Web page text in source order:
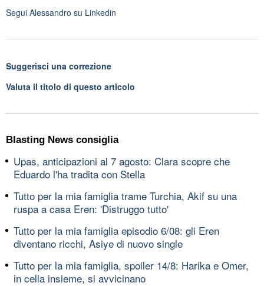
Segui Alessandro su Linkedin
Suggerisci una correzione
Valuta il titolo di questo articolo
Blasting News consiglia
Upas, anticipazioni al 7 agosto: Clara scopre che
Eduardo l'ha tradita con Stella
Tutto per la mia famiglia trame Turchia, Akif su una
ruspa a casa Eren: 'Distruggo tutto'
Tutto per la mia famiglia episodio 6/08: gli Eren
diventano ricchi, Asiye di nuovo single
Tutto per la mia famiglia, spoiler 14/8: Harika e Omer,
in cella insieme, si avvicinano